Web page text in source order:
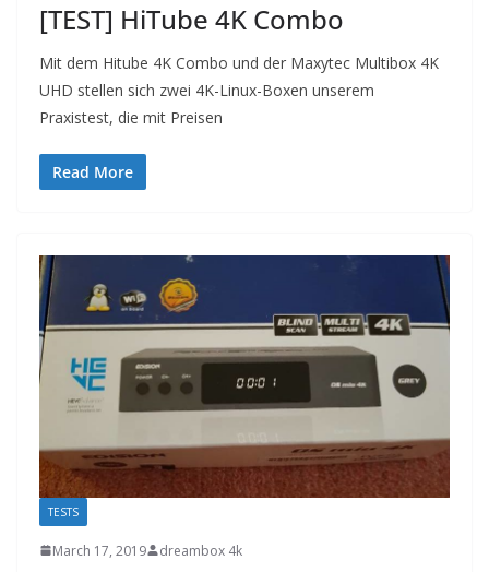
[TEST] HiTube 4K Combo
Mit dem Hitube 4K Combo und der Maxytec Multibox 4K
UHD stellen sich zwei 4K-Linux-Boxen unserem
Praxistest, die mit Preisen
Read More
TESTS
March 17, 2019 dreambox 4k